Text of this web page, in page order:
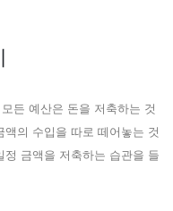
든 예산은 돈을 저축하는 것
의 수입을 따로 떼어놓는 것
금액을 저축하는 습관을 들